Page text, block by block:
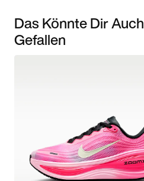
Das Könnte Dir Auch
Gefallen